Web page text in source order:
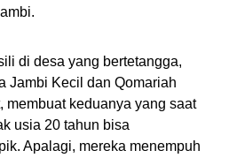
di desa yang bertetangga,
Jambi Kecil dan Qomariah
membuat keduanya yang saat
usia 20 tahun bisa
Apalagi, mereka menempuh